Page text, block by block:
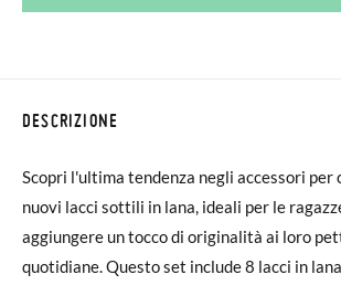
DESCRIZIONE
Scopri l'ultima tendenza negli accessori per
nuovi lacci sottili in lana, ideali per le
aggiungere un tocco di originalità ai loro
quotidiane. Questo set include 8 lacci in